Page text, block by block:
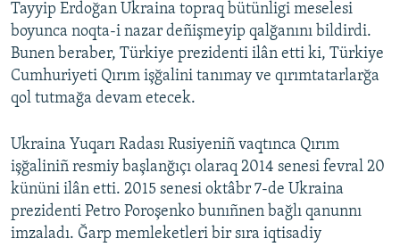
Tayyip Erdoğan Ukraina topraq bütünligi meselesi
boyunca noqta-i nazar deñişmeyip qalğanını bildirdi.
Bunen beraber, Türkiye prezidenti ilân etti ki, Türkiye
Cumhuriyeti Qırım işğalini tanımay ve qırımtatarlarğa
qol tutmağa devam etecek.
Ukraina Yuqarı Radası Rusiyeniñ vaqtınca Qırım
işğaliniñ resmiy başlanğıçı olaraq 2014 senesi fevral 20
kününi ilân etti. 2015 senesi oktâbr 7-de Ukraina
prezidenti Petro Poroşenko bunıñnen bağlı qanunnı
imzaladı. Ğarp memleketleri bir sıra iqtisadiy